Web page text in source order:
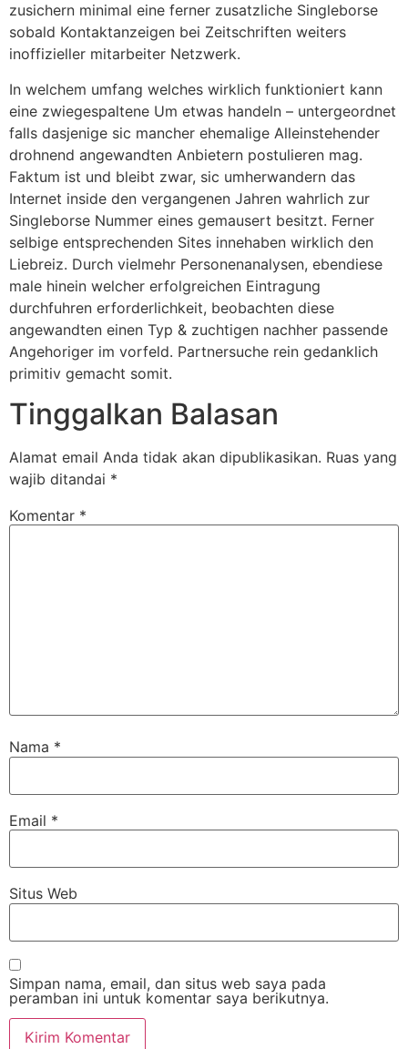
zusichern minimal eine ferner zusatzliche Singleborse
sobald Kontaktanzeigen bei Zeitschriften weiters
inoffizieller mitarbeiter Netzwerk.
In welchem umfang welches wirklich funktioniert kann
eine zwiegespaltene Um etwas handeln – untergeordnet
falls dasjenige sic mancher ehemalige Alleinstehender
drohnend angewandten Anbietern postulieren mag.
Faktum ist und bleibt zwar, sic umherwandern das
Internet inside den vergangenen Jahren wahrlich zur
Singleborse Nummer eines gemausert besitzt. Ferner
selbige entsprechenden Sites innehaben wirklich den
Liebreiz. Durch vielmehr Personenanalysen, ebendiese
male hinein welcher erfolgreichen Eintragung
durchfuhren erforderlichkeit, beobachten diese
angewandten einen Typ & zuchtigen nachher passende
Angehoriger im vorfeld. Partnersuche rein gedanklich
primitiv gemacht somit.
Tinggalkan Balasan
Alamat email Anda tidak akan dipublikasikan. Ruas yang
wajib ditandai *
Komentar *
Nama *
Email *
Situs Web
Simpan nama, email, dan situs web saya pada
peramban ini untuk komentar saya berikutnya.